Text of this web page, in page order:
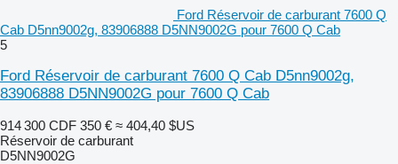
Ford Réservoir de carburant 7600 Q
Cab D5nn9002g, 83906888 D5NN9002G pour 7600 Q Cab
5
Ford Réservoir de carburant 7600 Q Cab D5nn9002g,
83906888 D5NN9002G pour 7600 Q Cab
914 300 CDF 350 € ≈ 404,40 $US
Réservoir de carburant
D5NN9002G